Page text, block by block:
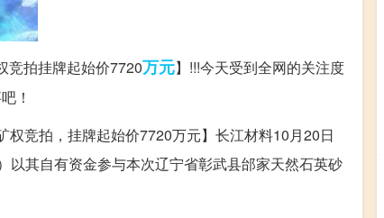
竞拍挂牌起始价7720万元】!!!今天受到全网的关注度
！
竞拍，挂牌起始价7720万元】长江材料10月20日
以其自有资金参与本次辽宁省彰武县邰家天然石英砂